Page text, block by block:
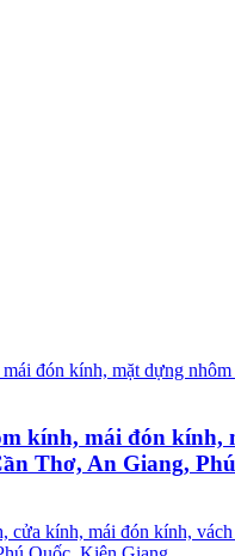
kính, mái đón
Thơ, An Giang,